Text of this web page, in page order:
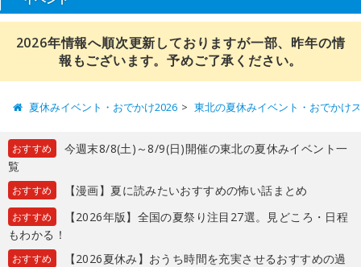
2026年情報へ順次更新しておりますが一部、昨年の情
報もございます。予めご了承ください。
夏休みイベント・おでかけ2026 東北の夏休みイベント・おでかけ
おすすめ
今週末8/8(土)～8/9(日)開催の東北の夏休みイベント一
覧
おすすめ 【漫画】夏に読みたいおすすめの怖い話まとめ
おすすめ
【2026年版】全国の夏祭り注目27選。見どころ・日程
もわかる！
おすすめ
【2026夏休み】おうち時間を充実させるおすすめの過